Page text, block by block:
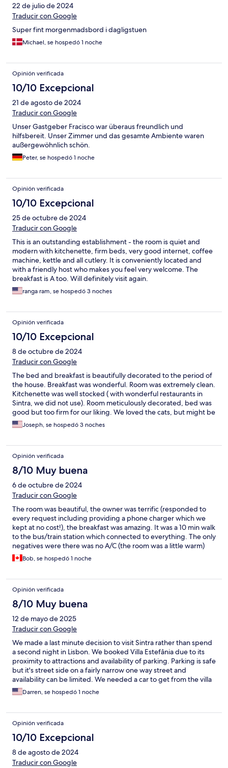
22 de julio de 2024
Traducir con Google
Super fint morgenmadsbord i dagligstuen
Michael, se hospedó 1 noche
Opinión verificada
10/10 Excepcional
21 de agosto de 2024
Traducir con Google
Unser Gastgeber Fracisco war überaus freundlich und
hilfsbereit. Unser Zimmer und das gesamte Ambiente waren
außergewöhnlich schön.
Peter, se hospedó 1 noche
Opinión verificada
10/10 Excepcional
25 de octubre de 2024
Traducir con Google
This is an outstanding establishment - the room is quiet and
modern with kitchenette, firm beds, very good internet, coffee
machine, kettle and all cutlery. It is conveniently located and
with a friendly host who makes you feel very welcome. The
breakfast is A too. Will definitely visit again.
ranga ram, se hospedó 3 noches
Opinión verificada
10/10 Excepcional
8 de octubre de 2024
Traducir con Google
The bed and breakfast is beautifully decorated to the period of
the house. Breakfast was wonderful. Room was extremely clean.
Kitchenette was well stocked ( with wonderful restaurants in
Sintra, we did not use). Room meticulously decorated, bed was
good but too firm for our liking. We loved the cats, but might be
a problem with allergies (6 when we visited). Wonderful host,
we would definitely recommend. Bring good walking shoes...
Joseph, se hospedó 3 noches
Opinión verificada
8/10 Muy buena
6 de octubre de 2024
Traducir con Google
The room was beautiful, the owner was terrific (responded to
every request including providing a phone charger which we
kept at no cost!), the breakfast was amazing. It was a 10 min walk
to the bus/train station which connected to everything. The only
negatives were there was no A/C (the room was a little warm)
and there was outdoor music until midnight, which made
sleeping difficult.
Bob, se hospedó 1 noche
Opinión verificada
8/10 Muy buena
12 de mayo de 2025
Traducir con Google
We made a last minute decision to visit Sintra rather than spend
a second night in Lisbon. We booked Villa Estefânia due to its
proximity to attractions and availability of parking. Parking is safe
but it's street side on a fairly narrow one way street and
availability can be limited. We needed a car to get from the villa
to the town and attractions but it was well placed, clean and
convenient. The owner made a lovely breakfast for us and was
mattress very hard and this was not comfortable even for one
night hence the overall 4 star review.
Darren, se hospedó 1 noche
Opinión verificada
10/10 Excepcional
8 de agosto de 2024
Traducir con Google